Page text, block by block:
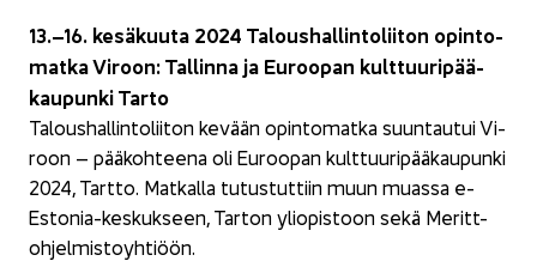
13.–16. ke­sä­kuu­ta 2024 Ta­lous­hal­lin­to­lii­ton opin­to­
mat­ka Vi­roon: Tal­lin­na ja Eu­roo­pan kult­tuu­ri­pää­
kau­pun­ki Tarto
Ta­lous­hal­lin­to­lii­ton ke­vään opin­to­mat­ka suun­tau­tui Vi­
roon – pää­koh­tee­na oli Eu­roo­pan kult­tuu­ri­pää­kau­pun­ki
2024, Tart­to. Mat­kal­la tu­tus­tut­tiin muun muas­sa e-​
Estonia-keskukseen, Tar­ton yli­opis­toon sekä Meritt-​
ohjelmistoyhtiöön.